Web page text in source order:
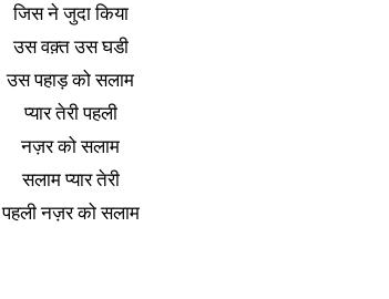
जिस ने जुदा किया
उस वक़्त उस घडी
उस पहाड़ को सलाम
प्यार तेरी पहली
नज़र को सलाम
सलाम प्यार तेरी
पहली नज़र को सलाम